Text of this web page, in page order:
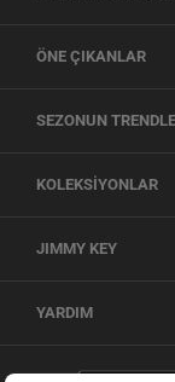
ÖNE ÇIKANLAR
SEZONUN
KOLEKSİYONLAR
JIMMY KEY
YARDIM